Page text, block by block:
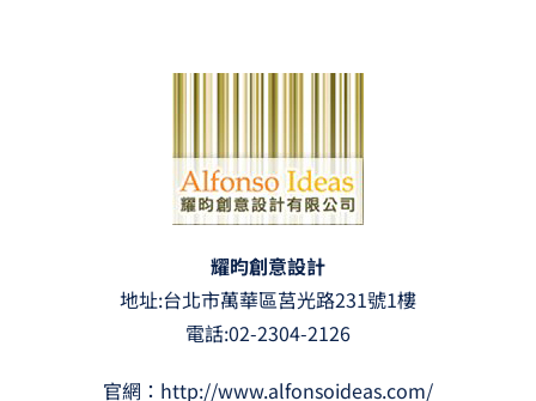
耀昀創意設計
地址:台北市萬華區莒光路231號1樓
電話:02-2304-2126
官網： http://www.alfonsoideas.com/